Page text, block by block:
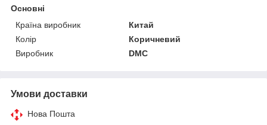
Основні
Країна виробник
Китай
Колір
Коричневий
Виробник
DMC
Умови доставки
Нова Пошта